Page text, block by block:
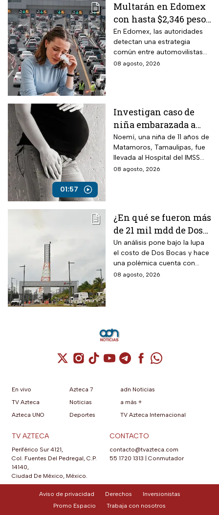
Multarán en Edomex
con hasta $2,346 pesos
a todos los
conductores que
utilicen este truco
para no pagar en las
En Edomex, las autoridades
detectan una estrategia
común entre automovilistas
para librar el peaje en las vías
08 agosto, 2026
01:57
Investigan caso de
niña embarazada a
sus 11 años
Noemí, una niña de 11 años de
Matamoros, Tamaulipas, fue
llevada al Hospital del IMSS
tras una llamada al 911 por
08 agosto, 2026
¿En qué se fueron más
de 21 mil mdd de Dos
Bocas? La polémica
cuenta de las
“refinerías hechizas”
Un análisis pone bajo la lupa
el costo de Dos Bocas y hace
una polémica cuenta con
pequeñas instalaciones
08 agosto, 2026
Cuenta de X / Twitter (se abre en una
Cuenta de Instagram (se abre en una
Cuenta de TikTok (se abre en
Cuenta de YouTube (se abre
Cuenta de Telegram (se
Cuenta de
Cuenta de
En vivo
TV Azteca
Azteca UNO
Azteca 7
Noticias
Deportes
adn Noticias
a más +
TV Azteca Internacional
TV AZTECA
Periférico Sur 4121,
Col. Fuentes Del Pedregal, C.P.
14140,
Ciudad De México, México.
CONTACTO
contacto@tvazteca.com
55 1720 1313
Conmutador
Aviso de privacidad Derechos
Inversionistas
Promo Espacio
Trabaja con nosotros